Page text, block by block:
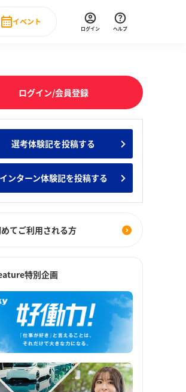
キング みんなのインターン人気企業ランキ
ュー
イベント
直近のイベント一覧
ログイン ヘルプ
ログイン/会員登録
選考体験記を投稿する
インターン体験記を投稿する
てご利用される方
特別企画